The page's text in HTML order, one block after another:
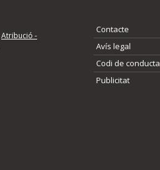
Atribució -
Contacte
Avís legal
Codi de conducta
Publicitat